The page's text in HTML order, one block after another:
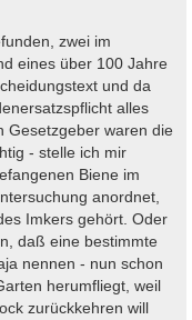
zwei im
eines über 100 Jahre
und da
alles
Gesetzgeber waren die
- stelle ich mir
Biene im
anordnet,
Imkers gehört. Oder
daß eine bestimmte
nennen - nun schon
herumfliegt, weil
zurückkehren will